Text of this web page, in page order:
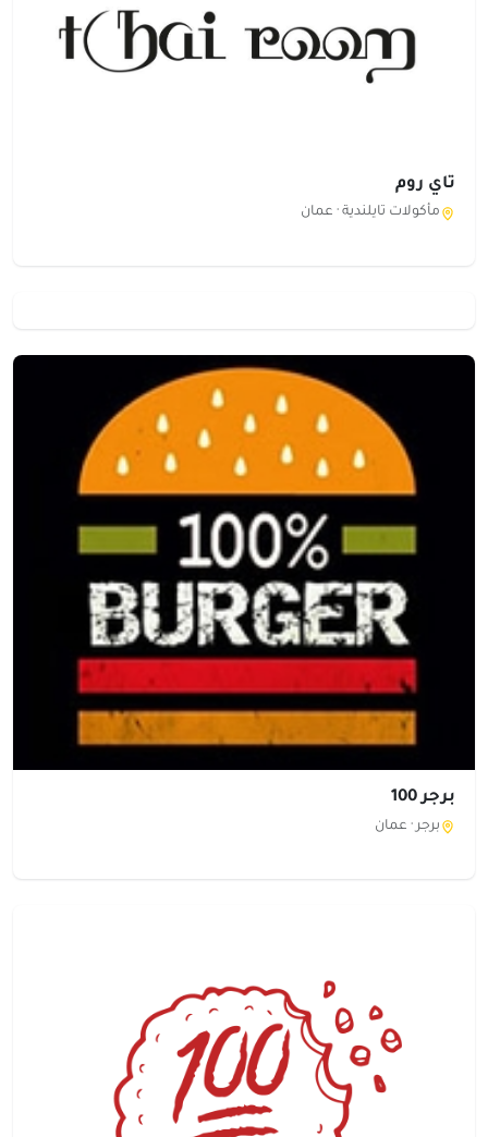
تاي روم
مأكولات تايلندية · عمان
برجر 100
برجر · عمان